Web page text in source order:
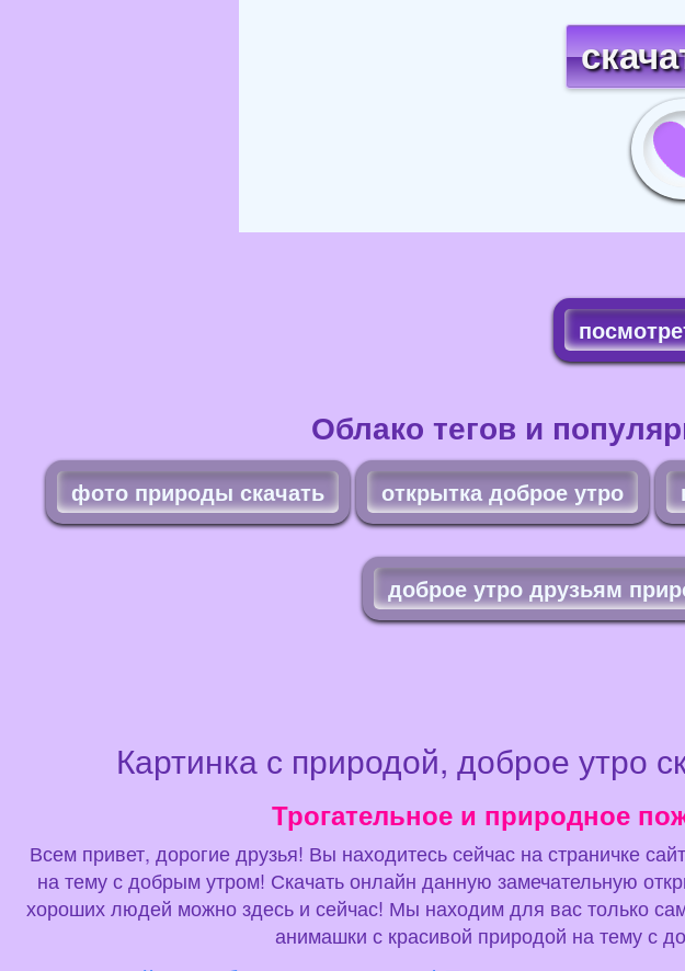
Облако тегов и
фото природы скачать открытка доброе утро
доброе утро друзьям
Картинка с природой, доброе утро
Трогательное и природное
Всем привет, дорогие друзья! Вы находитесь сейчас на страничке
на тему с добрым утром! Скачать онлайн данную замечательную
хороших людей можно здесь и сейчас! Мы находим для вас только
анимашки с красивой природой на тему с